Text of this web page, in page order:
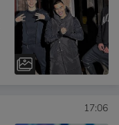
17:06